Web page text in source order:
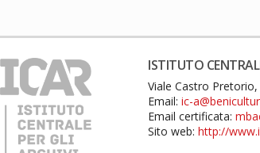
ISTITUTO
Viale Castro
Email:ic-
Email certificata:
Sito web:http://